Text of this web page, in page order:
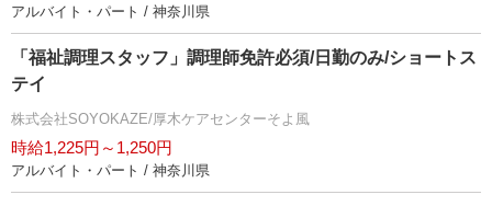
アルバイト・パート / 神奈川県
「福祉調理スタッフ」調理師免許必須/日勤のみ/ショートス
テイ
株式会社SOYOKAZE/厚木ケアセンターそよ風
時給1,225円～1,250円
アルバイト・パート / 神奈川県